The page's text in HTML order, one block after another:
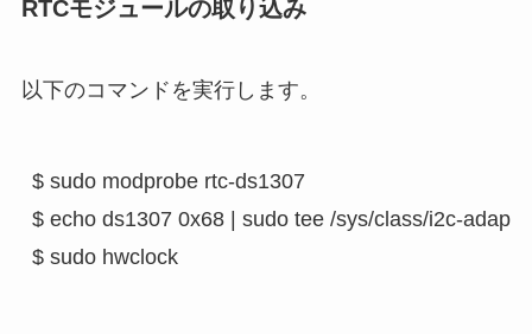
RTCモジュールの取り込み
以下のコマンドを実行します。
$ sudo modprobe rtc-ds1307
$ echo ds1307 0x68 | sudo tee /sys/class/i2c-
$ sudo hwclock